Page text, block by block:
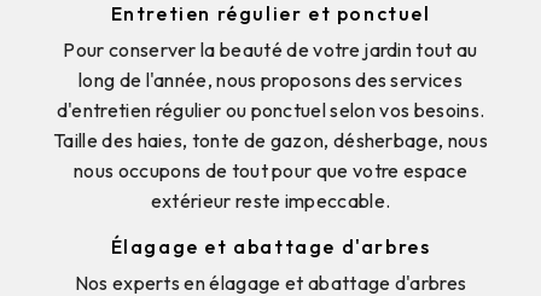
Entretien régulier et ponctuel
Pour conserver la beauté de votre jardin tout au
long de l'année, nous proposons des services
d'entretien régulier ou ponctuel selon vos besoins.
Taille des haies, tonte de gazon, désherbage, nous
nous occupons de tout pour que votre espace
extérieur reste impeccable.
Élagage et abattage d'arbres
Nos experts en élagage et abattage d'arbres